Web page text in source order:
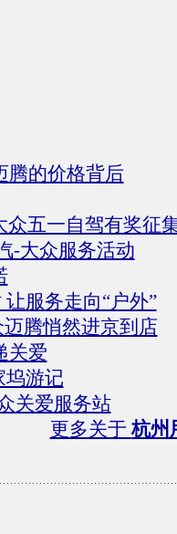
腾的价格背后
众五一自驾有奖征
-大众服务活动
服务走向“户外”
迈腾悄然进京到店
关爱
坞游记
关爱服务站
更多关于杭州